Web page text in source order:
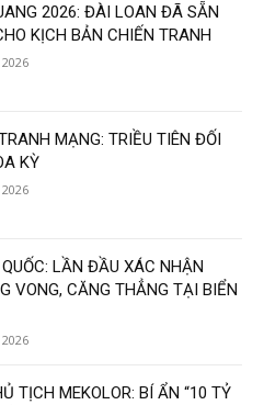
2026: ĐÀI LOAN ĐÃ SẴN
KỊCH BẢN CHIẾN TRANH
MẠNG: TRIỀU TIÊN ĐỐI
KỲ
QUỐC: LẦN ĐẦU XÁC NHẬN
VONG, CĂNG THẲNG TẠI BIỂN
TỊCH MEKOLOR: BÍ ẨN “10 TỶ